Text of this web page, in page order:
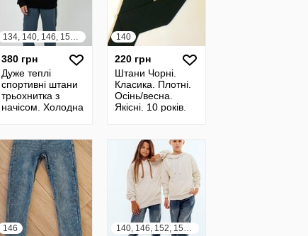
134, 140, 146, 152, 158, 164
380 грн
Дуже теплі
спортивні штани
трьохнитка з
начісом. Холодна
140
220 грн
Штани Чорні.
Класика. Плотні.
Осінь/весна.
Якісні. 10 років.
146 140, 146, 152, 158, 164